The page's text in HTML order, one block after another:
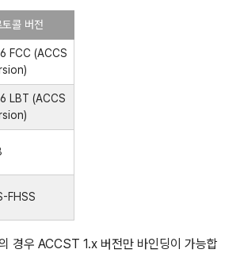
토콜 버전
FCC (ACCS
LBT (ACCS
FHSS
경우 ACCST 1.x 버전만 바인딩이 가능합